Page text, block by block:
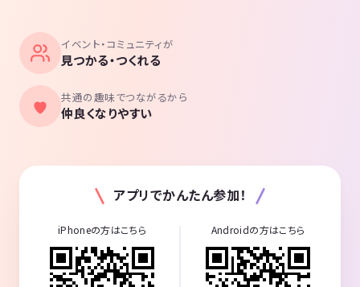
イベント・コミュニティが
見つかる・つくれる
共通の趣味でつながるから
仲良くなりやすい
アプリでかんたん参加！
iPhoneの方はこちら Androidの方はこちら